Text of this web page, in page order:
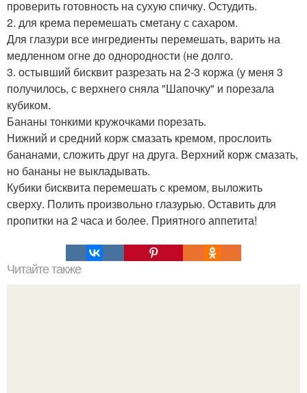
проверить готовность на сухую спичку. Остудить.
2. для крема перемешать сметану с сахаром.
Для глазури все ингредиенты перемешать, варить на
медленном огне до однородности (не долго.
3. остывший бисквит разрезать на 2-3 коржа (у меня 3
получилось, с верхнего сняла "Шапочку" и порезала
кубиком.
Бананы тонкими кружочками порезать.
Нижний и средний корж смазать кремом, прослоить
бананами, сложить друг на друга. Верхний корж смазать,
но бананы не выкладывать.
Кубики бисквита перемешать с кремом, выложить
сверху. Полить произвольно глазурью. Оставить для
пропитки на 2 часа и более. Приятного аппетита!
Читайте также